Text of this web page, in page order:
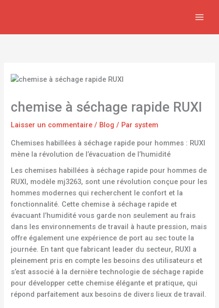
chemise à séchage rapide RUXI
Laisser un commentaire / Blog / Par system
Chemises habillées à séchage rapide pour hommes : RUXI
mène la révolution de l’évacuation de l’humidité
Les chemises habillées à séchage rapide pour hommes de
RUXI, modèle mj3263, sont une révolution conçue pour les
hommes modernes qui recherchent le confort et la
fonctionnalité. Cette chemise à séchage rapide et
évacuant l’humidité vous garde non seulement au frais
dans les environnements de travail à haute pression, mais
offre également une expérience de port au sec toute la
journée. En tant que fabricant leader du secteur, RUXI a
pleinement pris en compte les besoins des utilisateurs et
s’est associé à la dernière technologie de séchage rapide
pour développer cette chemise élégante et pratique, qui
répond parfaitement aux besoins de divers lieux de travail.